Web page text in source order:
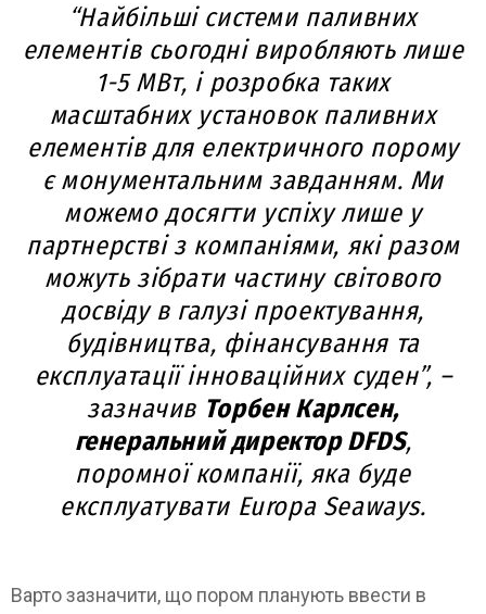
“Найбільші системи паливних
елементів сьогодні виробляють лише
1-5 МВт, і розробка таких
масштабних установок паливних
елементів для електричного порому
є монументальним завданням. Ми
можемо досягти успіху лише у
партнерстві з компаніями, які разом
можуть зібрати частину світового
досвіду в галузі проектування,
будівництва, фінансування та
експлуатації інноваційних суден”, –
зазначив Торбен Карлсен,
генеральний директор DFDS,
поромної компанії, яка буде
експлуатувати Europa Seaways.
Варто зазначити, що пором планують ввести в